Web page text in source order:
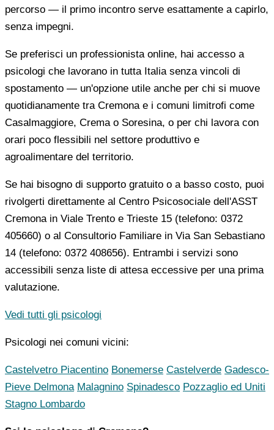
percorso — il primo incontro serve esattamente a capirlo,
senza impegni.
Se preferisci un professionista online, hai accesso a
psicologi che lavorano in tutta Italia senza vincoli di
spostamento — un'opzione utile anche per chi si muove
quotidianamente tra Cremona e i comuni limitrofi come
Casalmaggiore, Crema o Soresina, o per chi lavora con
orari poco flessibili nel settore produttivo e
agroalimentare del territorio.
Se hai bisogno di supporto gratuito o a basso costo, puoi
rivolgerti direttamente al Centro Psicosociale dell'ASST
Cremona in Viale Trento e Trieste 15 (telefono: 0372
405660) o al Consultorio Familiare in Via San Sebastiano
14 (telefono: 0372 408656). Entrambi i servizi sono
accessibili senza liste di attesa eccessive per una prima
valutazione.
Vedi tutti gli psicologi
Psicologi nei comuni vicini:
Castelvetro Piacentino Bonemerse Castelverde Gadesco-
Pieve Delmona Malagnino Spinadesco Pozzaglio ed Uniti
Stagno Lombardo